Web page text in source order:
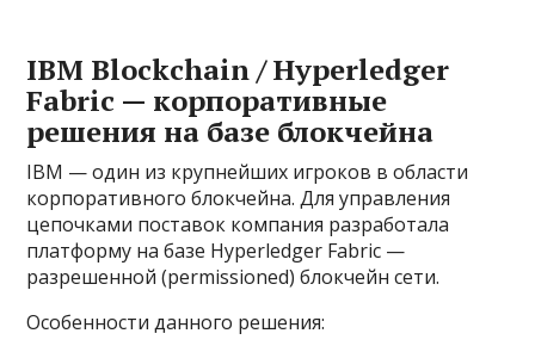
IBM Blockchain / Hyperledger
Fabric — корпоративные
решения на базе блокчейна
IBM — один из крупнейших игроков в области
корпоративного блокчейна. Для управления
цепочками поставок компания разработала
платформу на базе Hyperledger Fabric —
разрешенной (permissioned) блокчейн сети.
Особенности данного решения: